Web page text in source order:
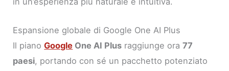
Espansione globale di Google One AI Plus
Il pianoGoogle One AI Plus raggiunge ora77
paesi, portando con sé un pacchetto potenziato